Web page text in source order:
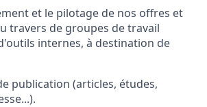
et le pilotage de nos offres et
travers de groupes de travail
internes, à destination de
publication (articles, études,